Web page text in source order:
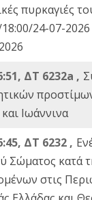
πυρκαγιές
24-07-
ΔΤ 6232a ,
Ιωάννινα
ΔΤ 6232 ,
Σώματος κατά
στις